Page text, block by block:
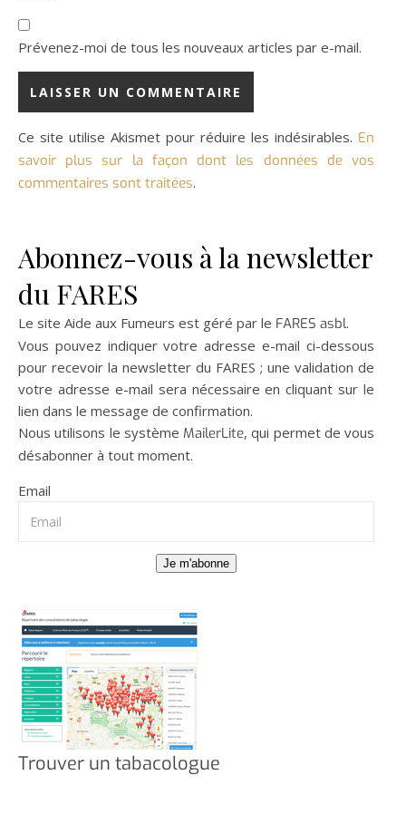
Prévenez-moi de tous les nouveaux articles par e-mail.
Ce site utilise Akismet pour réduire les indésirables. En
savoir plus sur la façon dont les données de vos
commentaires sont traitées.
Abonnez-vous à la newsletter
du FARES
Le site Aide aux Fumeurs est géré par le FARES asbl.
Vous pouvez indiquer votre adresse e-mail ci-dessous
pour recevoir la newsletter du FARES ; une validation de
votre adresse e-mail sera nécessaire en cliquant sur le
lien dans le message de confirmation.
Nous utilisons le système MailerLite, qui permet de vous
désabonner à tout moment.
Email
Je m'abonne
Trouver un tabacologue